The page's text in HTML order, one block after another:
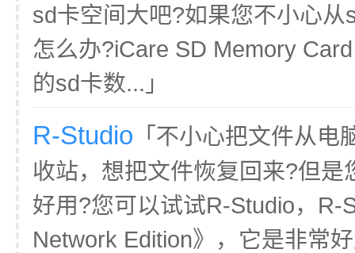
sd卡空间大吧?如果您不小心
怎么办?iCare SD Memory
的sd卡数...」
R-Studio 「不小心把文件从
收站，想把文件恢复回来?但
好用?您可以试试R-Studio，R-
Network Edition》，它是非常